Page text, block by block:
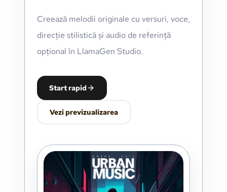
Creează melodii originale cu versuri, voce,
direcție stilistică și audio de referință
opțional în LlamaGen Studio.
Start rapid
Vezi previzualizarea